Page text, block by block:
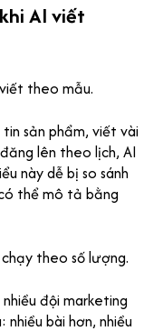
AI viết
theo mẫu.
sản phẩm, viết vài
lên theo lịch, AI
này dễ bị so sánh
thể mô tả bằng
theo số lượng.
đội marketing
bài hơn, nhiều